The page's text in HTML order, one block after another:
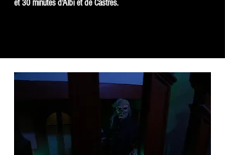
et 30 minutes d'Albi et de Castres.